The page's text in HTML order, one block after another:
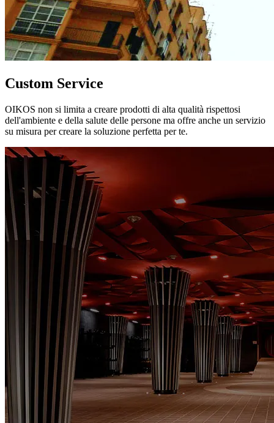
Custom Service
OIKOS non si limita a creare prodotti di alta qualità rispettosi
dell'ambiente e della salute delle persone ma offre anche un servizio
su misura per creare la soluzione perfetta per te.